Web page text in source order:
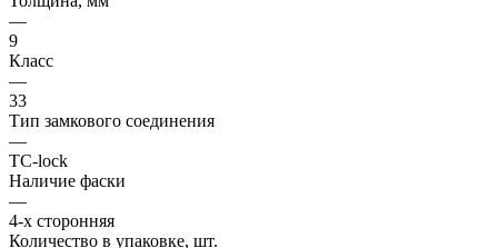
—
9
Класс
—
33
Тип замкового соединения
—
TC-lock
Наличие фаски
—
4-х сторонняя
Количество в упаковке, шт.